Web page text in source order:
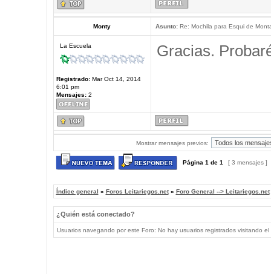
Monty Asunto:Re: Mochila para Esqui de
La Escuela
Registrado:Mar Oct 14, 2014
6:01 pm
Mensajes:2
Gracias.
Mostrar mensajes previos:
Página 1 de 1 [ 3 mensajes ]
Índice general » Foros Leitariegos.net» Foro General --> Leitariegos.net
¿Quién está conectado?
Usuarios navegando por este Foro: No hay usuarios registrados visitando